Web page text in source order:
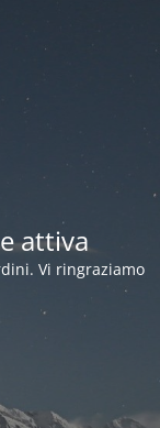
attiva
Vi ringraziamo